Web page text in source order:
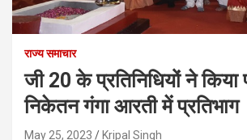
राज्य समाचार
जी 20 के प्रतिनिधियों ने किया
निकेतन गंगा आरती में प्रतिभाग
May 25, 2023 Kripal Singh